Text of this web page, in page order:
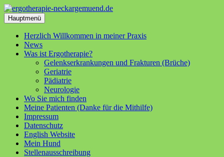
Zum
Inhalt
springen
Hauptmenü
Herzlich Willkommen in meiner Praxis
News
Was ist Ergotherapie?
Gelenkserkrankungen und Frakturen (Brüche)
Geriatrie
Pädiatrie
Neurologie
Wo Sie mich finden
Meine Patienten (Danke für die Mithilfe)
Impressum
Datenschutz
English Website
Mein Hund
Stellenausschreibung